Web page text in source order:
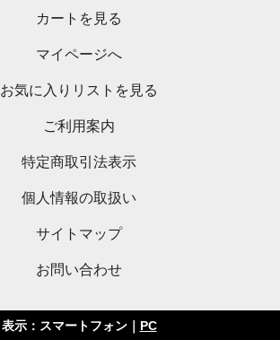
カートを見る
マイページへ
お気に入りリストを見る
ご利用案内
特定商取引法表示
個人情報の取扱い
サイトマップ
お問い合わせ
表示：スマートフォン｜ PC